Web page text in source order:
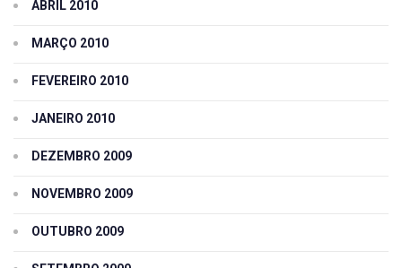
ABRIL 2010
MARÇO 2010
FEVEREIRO 2010
JANEIRO 2010
DEZEMBRO 2009
NOVEMBRO 2009
OUTUBRO 2009